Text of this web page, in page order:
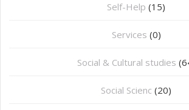
Self-Help (15)
Services (0)
Social & Cultural studies
Social Scienc (20)